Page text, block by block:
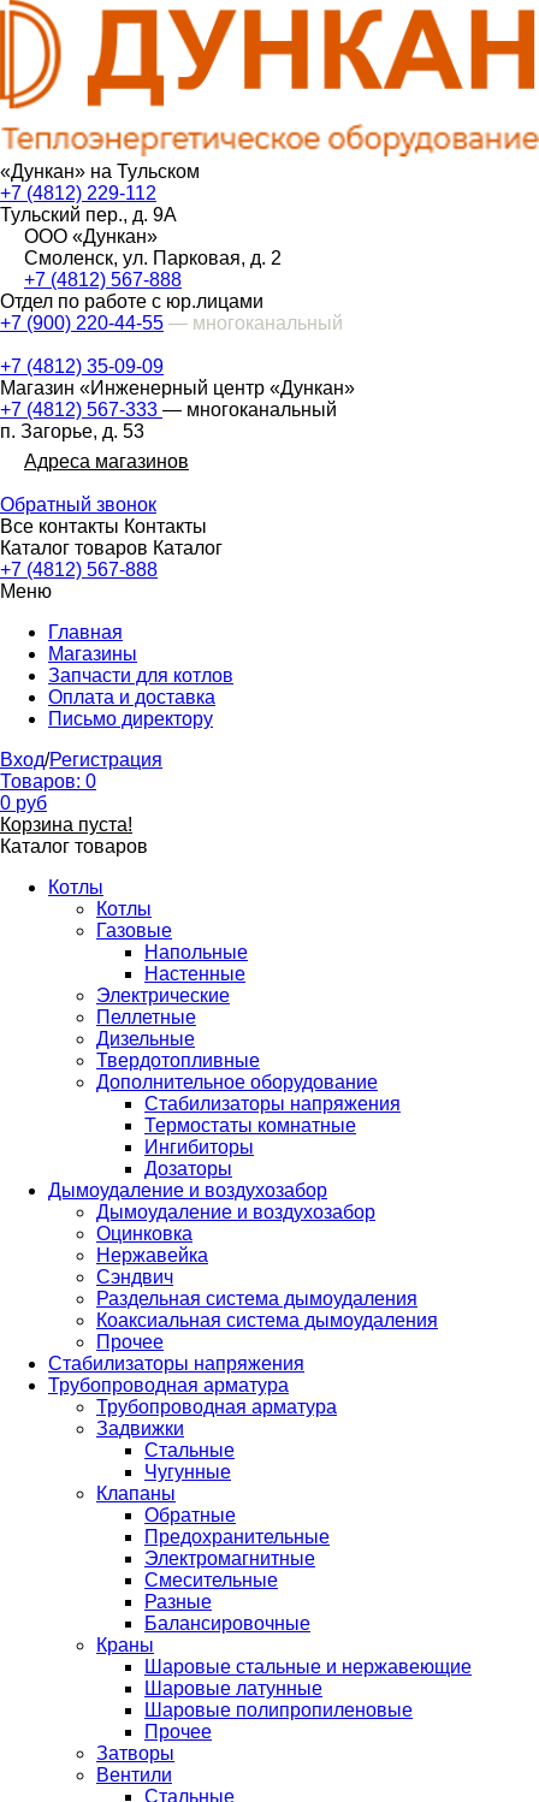
«Дункан» на Тульском
+7 (4812) 229-112
Тульский пер., д. 9А
ООО «Дункан»
Смоленск, ул. Парковая, д. 2
+7 (4812) 567-888
Отдел по работе с юр.лицами
+7 (900) 220-44-55 — многоканальный
+7 (4812) 35-09-09
Магазин «Инженерный центр «Дункан»
+7 (4812) 567-333 — многоканальный
п. Загорье, д. 53
Адреса магазинов
Обратный звонок
Все контакты Контакты
Каталог товаров Каталог
+7 (4812) 567-888
Меню
Главная
Магазины
Запчасти для котлов
Оплата и доставка
Письмо директору
Вход/Регистрация
Товаров: 0
0 руб
Корзина пуста!
Каталог товаров
Котлы
Котлы
Газовые
Напольные
Настенные
Электрические
Пеллетные
Дизельные
Твердотопливные
Дополнительное оборудование
Стабилизаторы напряжения
Термостаты комнатные
Ингибиторы
Дозаторы
Дымоудаление и воздухозабор
Дымоудаление и воздухозабор
Оцинковка
Нержавейка
Сэндвич
Раздельная система дымоудаления
Коаксиальная система дымоудаления
Прочее
Стабилизаторы напряжения
Трубопроводная арматура
Трубопроводная арматура
Задвижки
Стальные
Чугунные
Клапаны
Обратные
Предохранительные
Электромагнитные
Смесительные
Разные
Балансировочные
Краны
Шаровые стальные и нержавеющие
Шаровые латунные
Шаровые полипропиленовые
Прочее
Затворы
Вентили
Стальные